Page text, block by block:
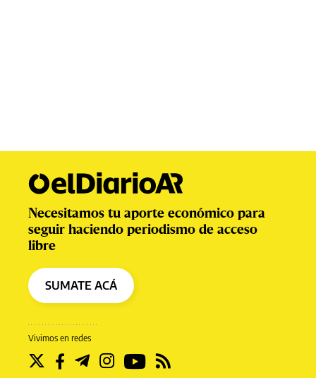
Vivimos en redes
Necesitamos tu aporte económico para
seguir haciendo periodismo de acceso
libre
SUMATE ACÁ